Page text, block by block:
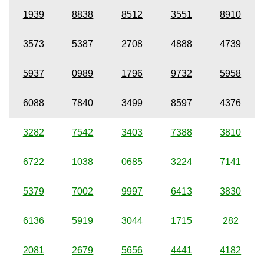
1939 8838 8512 3551 8910
3573 5387 2708 4888 4739
5937 0989 1796 9732 5958
6088 7840 3499 8597 4376
3282 7542 3403 7388 3810
6722 1038 0685 3224 7141
5379 7002 9997 6413 3830
6136 5919 3044 1715 282
2081 2679 5656 4441 4182